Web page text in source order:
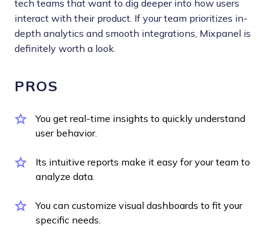
tech teams that want to dig deeper into how users
interact with their product. If your team prioritizes in-
depth analytics and smooth integrations, Mixpanel is
definitely worth a look.
PROS
You get real-time insights to quickly understand
user behavior.
Its intuitive reports make it easy for your team to
analyze data.
You can customize visual dashboards to fit your
specific needs.